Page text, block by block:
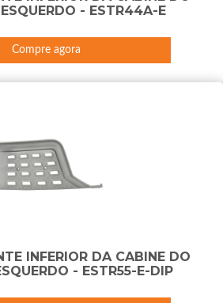
- ESTR44A-E
Compre agora
INFERIOR DA CABINE DO
- ESTR55-E-DIP